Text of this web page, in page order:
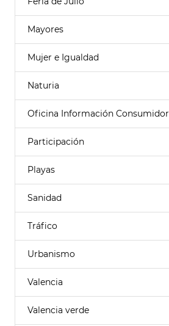
Mayores
Mujer e Igualdad
Naturia
Oficina Información Consumidor
Participación
Playas
Sanidad
Tráfico
Urbanismo
Valencia
Valencia verde